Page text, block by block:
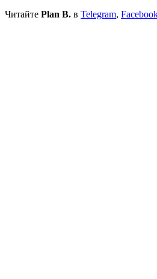
Читайте Plan B. в Telegram,